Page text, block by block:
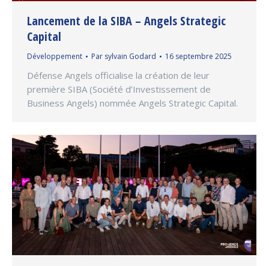
Lancement de la SIBA – Angels Strategic
Capital
Développement Par sylvain Godard 16 septembre 2025
Défense Angels officialise la création de leur
première SIBA (Société d’Investissement de
Business Angels) nommée Angels Strategic Capital.